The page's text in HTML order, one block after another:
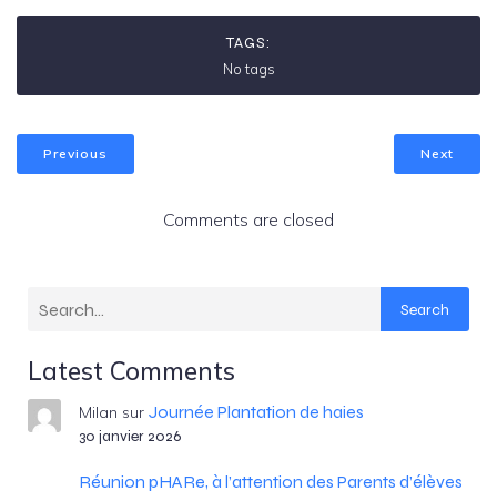
TAGS:
No tags
Previous Next
Comments are closed
Search
Latest Comments
Milan sur Journée Plantation de haies
30 janvier 2026
Réunion pHARe, à l’attention des Parents d’élèves